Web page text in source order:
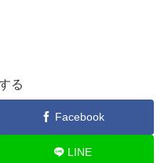
る
Facebook
LINE